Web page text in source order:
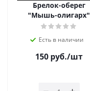
Брелок-оберег
"Мышь-олигарх"
Есть в наличии
150 руб./шт